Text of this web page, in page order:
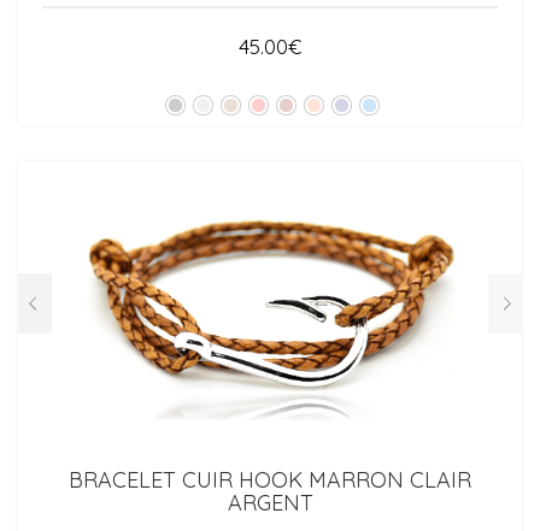
45.00€
BRACELET CUIR HOOK MARRON CLAIR
ARGENT